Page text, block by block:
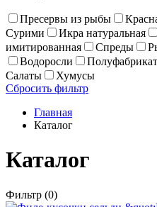
Пресервы из рыбы
Сурими
Икра натуральная
имитированная
Спреды
Водоросли
Салаты
Хумусы
Сбросить фильтр
Главная
Каталог
Каталог
Фильтр (0)